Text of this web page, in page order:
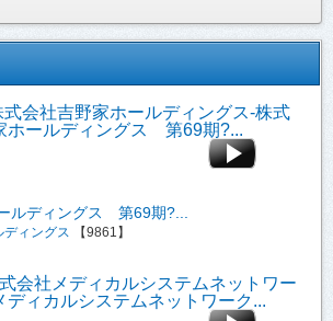
ルディングス 第69期?...
ィングス 【9861】